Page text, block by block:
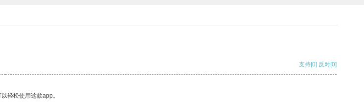
支持[0] 反对[0]
轻松使用这款app。